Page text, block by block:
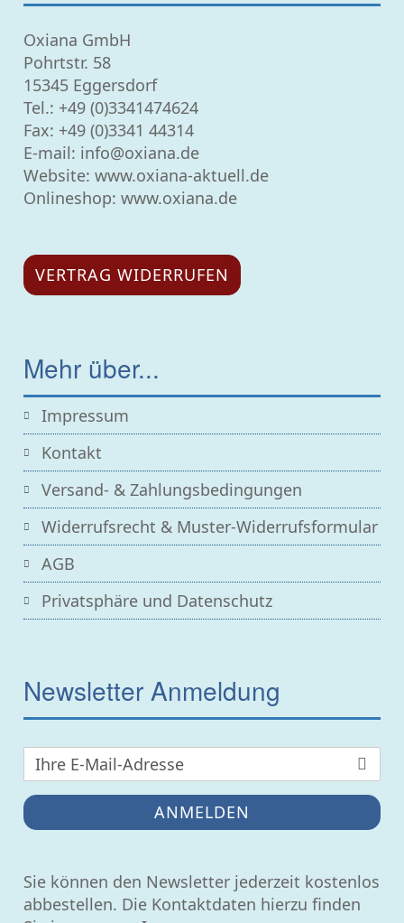
Oxiana GmbH
Pohrtstr. 58
15345 Eggersdorf
Tel.: +49 (0)3341474624
Fax: +49 (0)3341 44314
E-mail: info@oxiana.de
Website:www.oxiana-aktuell.de
Onlineshop: www.oxiana.de
VERTRAG WIDERRUFEN
Mehr über...
Impressum
Kontakt
Versand- & Zahlungsbedingungen
Widerrufsrecht & Muster-Widerrufsformular
AGB
Privatsphäre und Datenschutz
Newsletter Anmeldung
ANMELDEN
Sie können den Newsletter jederzeit kostenlos
abbestellen. Die Kontaktdaten hierzu finden